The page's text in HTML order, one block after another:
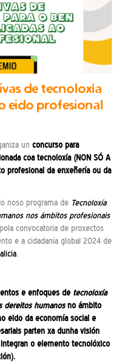
de tecnoloxía
eido profesional
un concurso para
coa tecnoloxía (NON SÓ A
profesional da enxeñería ou da
noso programa de Tecnoloxía
nos ámbitos profesionais
convocatoria de proxectos
e a cidadanía global 2024 de
.
e enfoques de tecnoloxía
dereitos humanosno ámbito
eido da economía social e
parten xa dunha visión
o elemento tecnolóxico